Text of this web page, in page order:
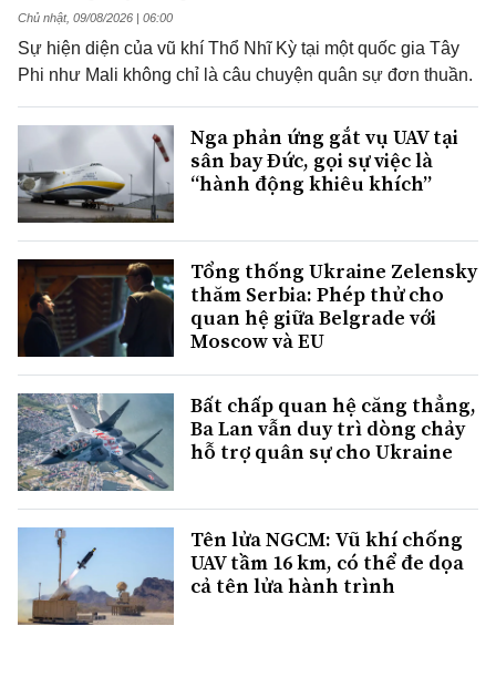
Chủ nhật, 09/08/2026 | 06:00
Sự hiện diện của vũ khí Thổ Nhĩ Kỳ tại một quốc gia Tây
Phi như Mali không chỉ là câu chuyện quân sự đơn thuần.
Nga phản ứng gắt vụ UAV tại
sân bay Đức, gọi sự việc là
“hành động khiêu khích”
Tổng thống Ukraine Zelensky
thăm Serbia: Phép thử cho
quan hệ giữa Belgrade với
Moscow và EU
Bất chấp quan hệ căng thẳng,
Ba Lan vẫn duy trì dòng chảy
hỗ trợ quân sự cho Ukraine
Tên lửa NGCM: Vũ khí chống
UAV tầm 16 km, có thể đe dọa
cả tên lửa hành trình